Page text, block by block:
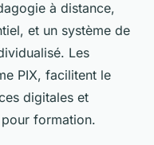
à distance,
et un système de
Les
PIX, facilitent le
digitales et
pour formation.